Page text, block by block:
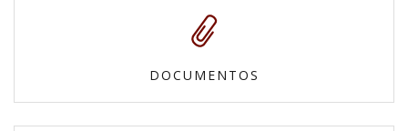
DOCUMENTOS